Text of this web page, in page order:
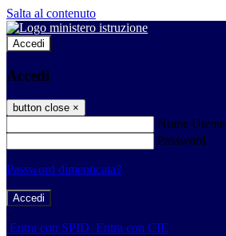
Salta al contenuto
Accedi
Accedi
button close ×
Nome Utente
Password
Password dimenticata?
-
Entra con SPID Entra con CIE